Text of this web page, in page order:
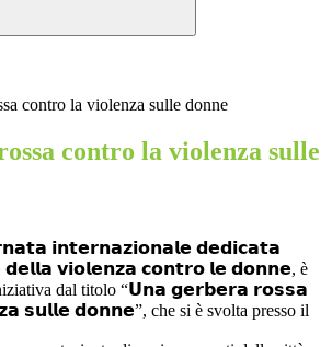
contro la violenza sulle donne
contro la violenza sulle
𝗶𝗻𝘁𝗲𝗿𝗻𝗮𝘇𝗶𝗼𝗻𝗮𝗹𝗲 𝗱𝗲𝗱𝗶𝗰𝗮𝘁𝗮
𝗱𝗲𝗹𝗹𝗮 𝘃𝗶𝗼𝗹𝗲𝗻𝘇𝗮 𝗰𝗼𝗻𝘁𝗿𝗼 𝗹𝗲 𝗱𝗼𝗻𝗻𝗲, è
dal titolo “𝗨𝗻𝗮 𝗴𝗲𝗿𝗯𝗲𝗿𝗮 𝗿𝗼𝘀𝘀𝗮
𝘀𝘂𝗹𝗹𝗲 𝗱𝗼𝗻𝗻𝗲”, che si è svolta presso il